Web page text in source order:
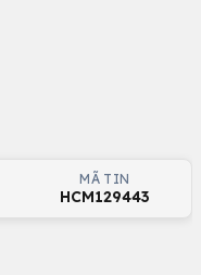
MÃ TIN
HCM129443